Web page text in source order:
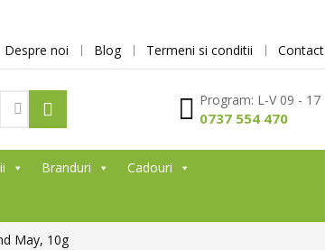
Despre noi Blog Termeni si conditii Contact
Program: L-V 09 - 17
0737 554 470
Branduri Cadouri
May, 10g